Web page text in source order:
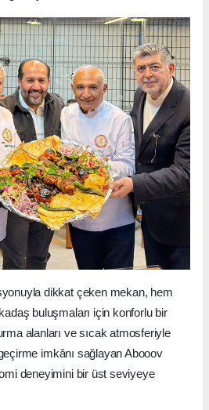
dikkat çeken mekan, hem
buluşmaları için konforlu bir
alanları ve sıcak atmosferiyle
imkânı sağlayan Abooov
deneyimini bir üst seviyeye